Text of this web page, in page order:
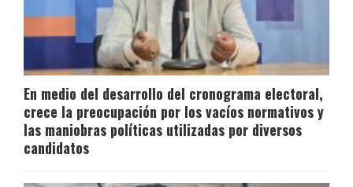
En medio del desarrollo del cronograma electoral,
crece la preocupación por los vacíos normativos y
las maniobras políticas utilizadas por diversos
candidatos